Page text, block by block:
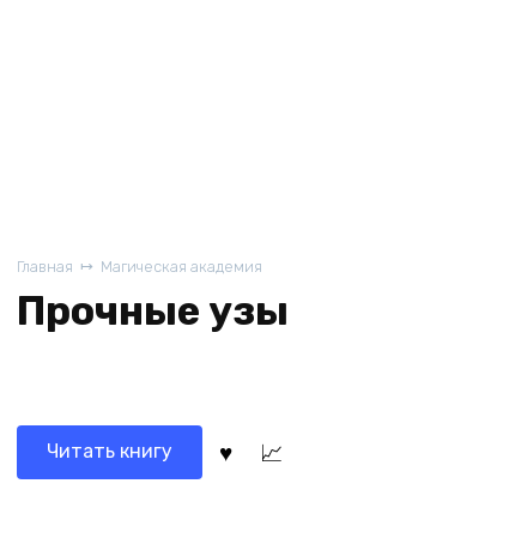
Главная Магическая академия
Прочные узы
Читать книгу